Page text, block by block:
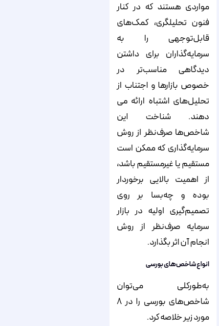
مواردی هستند که در کنار
فنون تحلیلگری، کمک‌‌‌‌های
قابل‌‌‌‌توجهی را به
سرمایه‌‌‌‌گذاران برای داشتن
دیدگاهی مناسب‌‌‌‌تر در
خصوص بازار‌‌‌‌ها و اجتناب از
تحلیل‌‌‌‌های اشتباه ارائه می‌‌‌‌‌‌‌‌‌‌‌‌‌‌
‌‌‌‌‌‌‌‌‌‌‌‌‌‌‌‌‌‌‌‌‌‌‌‌‌دهند. شناخت این
شاخص‌‌‌‌ها صرف‌نظر از روش
سرمایه‌‌‌‌گذاری که ممکن است
مستقیم یا غیرمستقیم باشد،
از اهمیت بالایی برخوردار
بوده و چه‌بسا بر روی
تصمیم‌‌‌‌گیری اولیه در بازار
سرمایه صرف‌نظر از روش
انجام آن اثر بگذارد.
انواع شاخص‌‌‌‌های بورسی
به‌طورکلی می‌‌‌‌توان
شاخص‌‌‌‌های بورسی را در ۸
مورد زیر خلاصه کرد.